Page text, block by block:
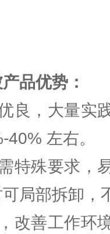
产品优势：
良，大量实
左右。
特殊要求，
局部拆卸，
改善工作环